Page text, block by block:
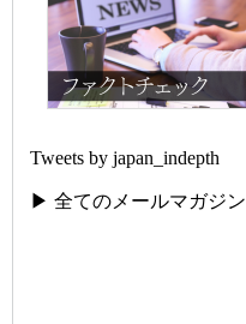
Tweets by japan_indepth
▶ 全てのメールマガジン